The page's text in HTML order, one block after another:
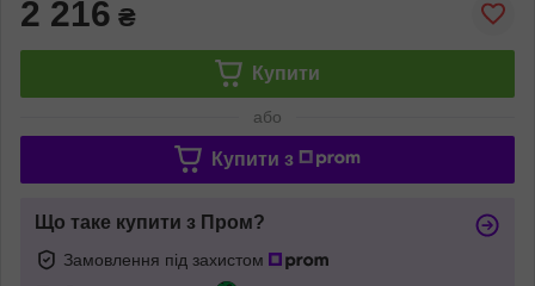
2 216 ₴
Купити
або
Купити з
Що таке купити з Пром?
Замовлення під захистом